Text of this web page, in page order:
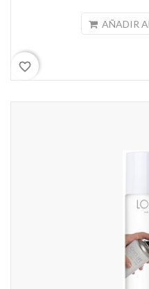
AÑADIR
favorite_border